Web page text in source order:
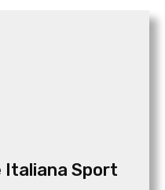
Italiana Sport